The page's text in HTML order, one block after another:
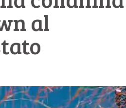
al